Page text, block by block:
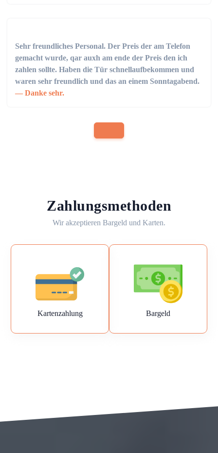
Sehr freundliches Personal. Der Preis der am Telefon
gemacht wurde, qar auxh am ende der Preis den ich
zahlen sollte. Haben die Tür schnellaufbekommen und
waren sehr freundlich und das an einem Sonntagabend.
Danke sehr.
Zahlungsmethoden
Wir akzeptieren Bargeld und Karten.
Kartenzahlung Bargeld